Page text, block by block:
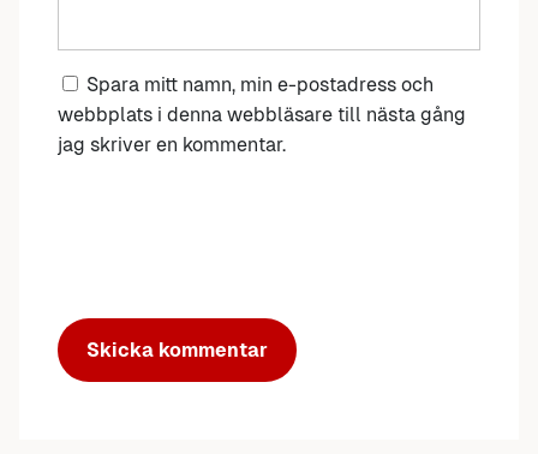
Spara mitt namn, min e-postadress och
webbplats i denna webbläsare till nästa gång
jag skriver en kommentar.